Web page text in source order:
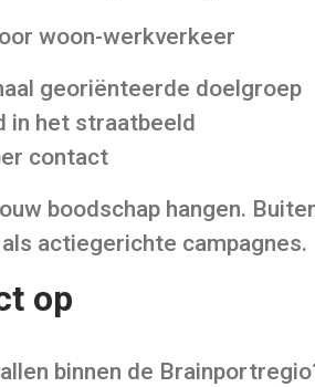
woon-werkverkeer
georiënteerde doelgroep
in het straatbeeld
contact
boodschap hangen.
actiegerichte campagnes.
op
binnen de